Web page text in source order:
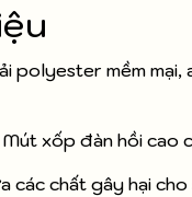
polyester mềm mại,
xốp đàn hồi cao
các chất gây hại